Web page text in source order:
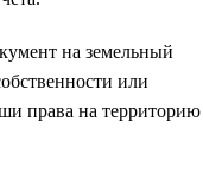
на земельный
или
права на территорию